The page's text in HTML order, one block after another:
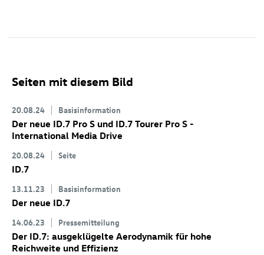
Seiten mit diesem Bild
20.08.24 Basisinformation
Der neue ID.7 Pro S und ID.7 Tourer Pro S -
International Media Drive
20.08.24 Seite
ID.7
13.11.23 Basisinformation
Der neue ID.7
14.06.23 Pressemitteilung
Der ID.7: ausgeklügelte Aerodynamik für hohe
Reichweite und Effizienz